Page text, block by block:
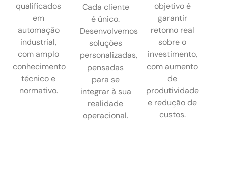
qualificados
em
automação
industrial,
com amplo
conhecimento
técnico e
normativo.
Cada cliente
é único.
Desenvolvemos
soluções
personalizadas,
pensadas
para se
integrar à sua
realidade
operacional.
objetivo é
garantir
retorno real
sobre o
investimento,
com aumento
de
produtividade
e redução de
custos.